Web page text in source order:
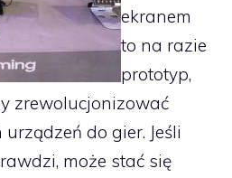
ekranem
to na razie
prototyp,
zrewolucjonizować
do gier. Jeśli
może stać się